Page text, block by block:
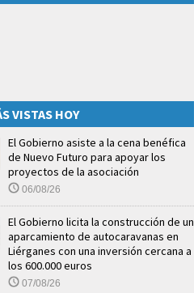
VISTAS HOY
El Gobierno asiste a la cena benéfica
de Nuevo Futuro para apoyar los
proyectos de la asociación
06/08/26
El Gobierno licita la construcción de un
aparcamiento de autocaravanas en
Liérganes con una inversión cercana a
los 600.000 euros
07/08/26